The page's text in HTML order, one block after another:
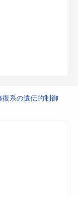
系の遺伝的制御